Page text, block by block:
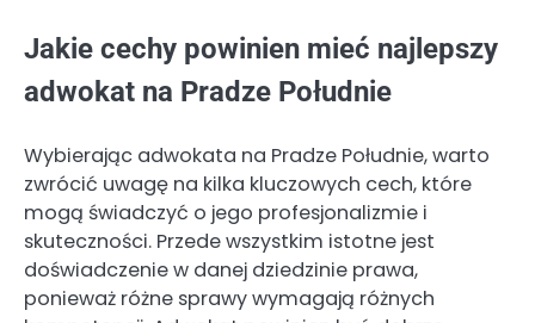
Jakie cechy powinien mieć najlepszy
adwokat na Pradze Południe
Wybierając adwokata na Pradze Południe, warto
zwrócić uwagę na kilka kluczowych cech, które
mogą świadczyć o jego profesjonalizmie i
skuteczności. Przede wszystkim istotne jest
doświadczenie w danej dziedzinie prawa,
ponieważ różne sprawy wymagają różnych